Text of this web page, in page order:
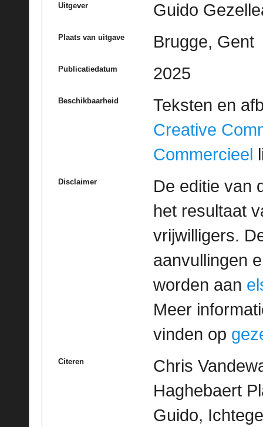
Uitgever Guido
Plaats van uitgave Brugge, Gent
Publicatiedatum 2025
Beschikbaarheid
Teksten en
Creative
Commercieel
Disclaimer
De editie van
het resultaat
vrijwilligers.
aanvullingen
worden aan
Meer
vinden op
Citeren
Chris
Haghebaert
Guido,